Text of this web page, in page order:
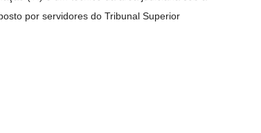
por servidores do Tribunal Superior